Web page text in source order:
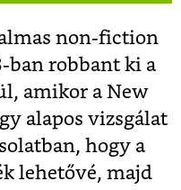
non-fiction
ban robbant ki a
amikor a New
alapos vizsgálat
hogy a
lehetővé, majd